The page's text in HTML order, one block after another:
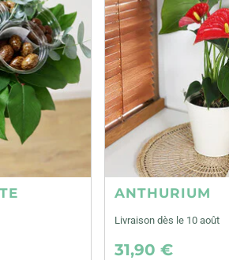
ANTHURIUM
Livraison dès le 10 août
31,90 €